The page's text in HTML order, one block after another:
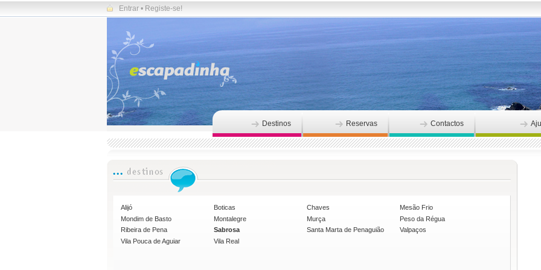
Entrar • Registe-se!
Destinos Reservas Contactos
Alijó Boticas Chaves
Mesão Frio
Mondim de Basto
Montalegre Murça
Peso da Régua
Ribeira de Pena
Sabrosa Santa Marta de Penaguião
Valpaços
Vila Pouca de Aguiar
Vila Real